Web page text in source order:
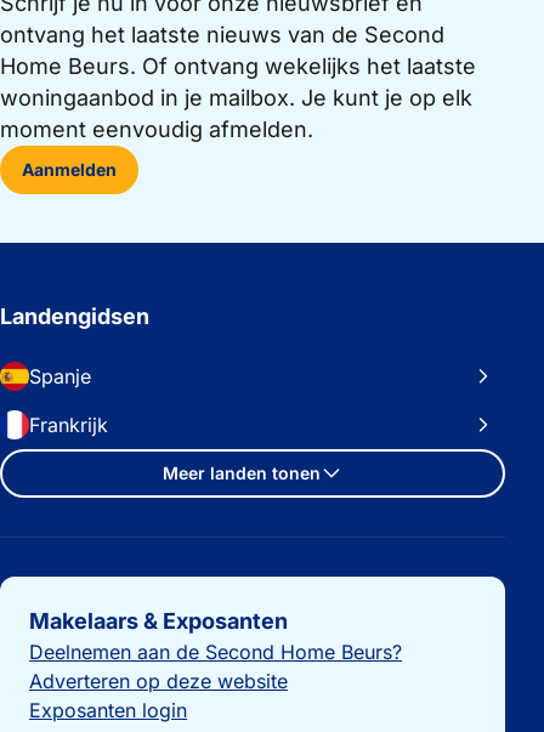
ontvang het laatste nieuws van de Second
Home Beurs. Of ontvang wekelijks het laatste
woningaanbod in je mailbox. Je kunt je op elk
moment eenvoudig afmelden.
Aanmelden
Landengidsen
Spanje
Frankrijk
Meer landen tonen
Belangrijke links
Makelaars & Exposanten
Deelnemen aan de Second Home Beurs?
Adverteren op deze website
Exposanten login